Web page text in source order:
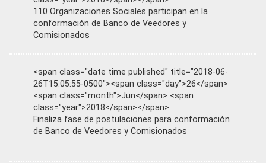
110 Organizaciones Sociales participan en la
conformación de Banco de Veedores y
Comisionados
<span class="date time published" title="2018-06-
26T15:05:55-0500"><span class="day">26</span>
<span class="month">Jun</span> <span
class="year">2018</span></span>
Finaliza fase de postulaciones para conformación
de Banco de Veedores y Comisionados